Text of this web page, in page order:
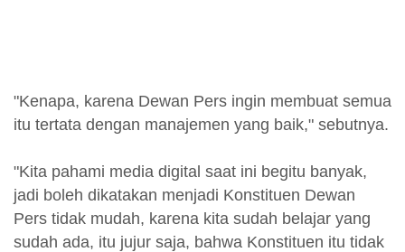
"Kenapa, karena Dewan Pers ingin membuat semua
itu tertata dengan manajemen yang baik," sebutnya.
"Kita pahami media digital saat ini begitu banyak,
jadi boleh dikatakan menjadi Konstituen Dewan
Pers tidak mudah, karena kita sudah belajar yang
sudah ada, itu jujur saja, bahwa Konstituen itu tidak